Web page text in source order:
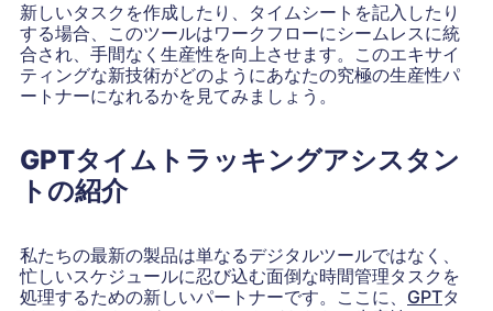
新しいタスクを作成したり、タイムシートを記入したり
する場合、このツールはワークフローにシームレスに統
合され、手間なく生産性を向上させます。このエキサイ
ティングな新技術がどのようにあなたの究極の生産性パ
ートナーになれるかを見てみましょう。
GPTタイムトラッキングアシスタン
トの紹介
私たちの最新の製品は単なるデジタルツールではなく、
忙しいスケジュールに忍び込む面倒な時間管理タスクを
処理するための新しいパートナーです。ここに、 GPTタ